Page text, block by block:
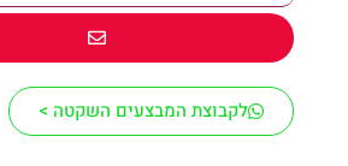
לקבוצת המבצעים השקטה >